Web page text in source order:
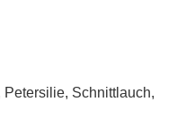
Schnittlauch,